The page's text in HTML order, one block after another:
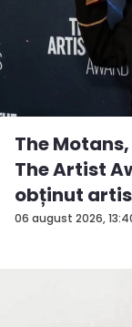
06 august 2026,
The
The Artist
obținut